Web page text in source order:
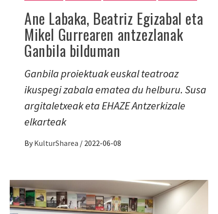
Ane Labaka, Beatriz Egizabal eta
Mikel Gurrearen antzezlanak
Ganbila bilduman
Ganbila proiektuak euskal teatroaz
ikuspegi zabala ematea du helburu. Susa
argitaletxeak eta EHAZE Antzerkizale
elkarteak
By KulturSharea / 2022-06-08